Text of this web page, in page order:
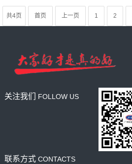
共4页 首页 上一页 1 2
关注我们 FOLLOW US
联系方式 CONTACTS